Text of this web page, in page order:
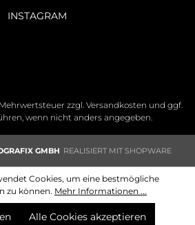
INSTAGRAM
zzgl. Versandkosten und ggf.
wenn nicht anders angegeben.
GMBH REALISIERT MIT SHOPWARE
Cookies, um eine bestmögliche
zu können. Mehr Informationen ...
Alle Cookies akzeptieren